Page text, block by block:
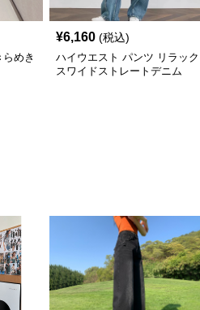
めき
¥6,160 (税込)
ハイウエスト パンツ リラック
スワイドストレートデニム